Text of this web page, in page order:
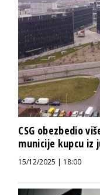
CSG obezbedio
municije kupcu iz
15/12/2025 | 18:00